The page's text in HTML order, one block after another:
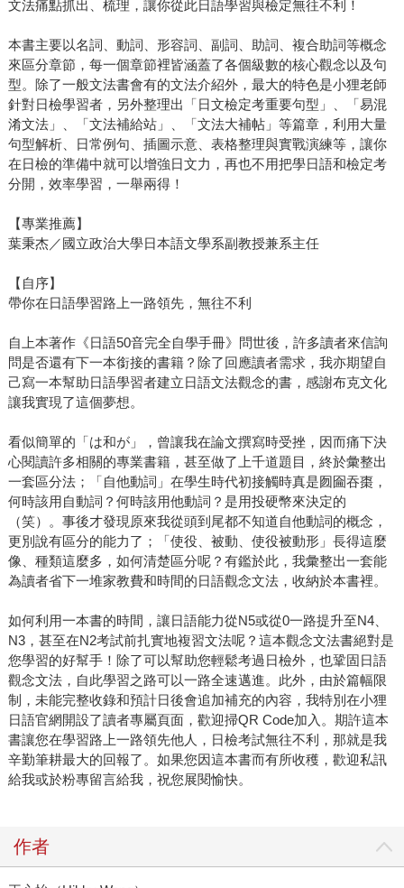
文法痛點抓出、梳理，讓你從此日語學習與檢定無往不利！
本書主要以名詞、動詞、形容詞、副詞、助詞、複合助詞等概念
來區分章節，每一個章節裡皆涵蓋了各個級數的核心觀念以及句
型。除了一般文法書會有的文法介紹外，最大的特色是小狸老師
針對日檢學習者，另外整理出「日文檢定考重要句型」、「易混
淆文法」、「文法補給站」、「文法大補帖」等篇章，利用大量
句型解析、日常例句、插圖示意、表格整理與實戰演練等，讓你
在日檢的準備中就可以增強日文力，再也不用把學日語和檢定考
分開，效率學習，一舉兩得！
【專業推薦】
葉秉杰／國立政治大學日本語文學系副教授兼系主任
【自序】
帶你在日語學習路上一路領先，無往不利
自上本著作《日語50音完全自學手冊》問世後，許多讀者來信詢
問是否還有下一本銜接的書籍？除了回應讀者需求，我亦期望自
己寫一本幫助日語學習者建立日語文法觀念的書，感謝布克文化
讓我實現了這個夢想。
看似簡單的「は和が」，曾讓我在論文撰寫時受挫，因而痛下決
心閱讀許多相關的專業書籍，甚至做了上千道題目，終於彙整出
一套區分法；「自他動詞」在學生時代初接觸時真是囫圇吞棗，
何時該用自動詞？何時該用他動詞？是用投硬幣來決定的
（笑）。事後才發現原來我從頭到尾都不知道自他動詞的概念，
更別說有區分的能力了；「使役、被動、使役被動形」長得這麼
像、種類這麼多，如何清楚區分呢？有鑑於此，我彙整出一套能
為讀者省下一堆家教費和時間的日語觀念文法，收納於本書裡。
如何利用一本書的時間，讓日語能力從N5或從0一路提升至N4、
N3，甚至在N2考試前扎實地複習文法呢？這本觀念文法書絕對是
您學習的好幫手！除了可以幫助您輕鬆考過日檢外，也鞏固日語
觀念文法，自此學習之路可以一路全速邁進。此外，由於篇幅限
制，未能完整收錄和預計日後會追加補充的內容，我特別在小狸
日語官網開設了讀者專屬頁面，歡迎掃QR Code加入。期許這本
書讓您在學習路上一路領先他人，日檢考試無往不利，那就是我
辛勤筆耕最大的回報了。如果您因這本書而有所收穫，歡迎私訊
給我或於粉專留言給我，祝您展閱愉快。
作者